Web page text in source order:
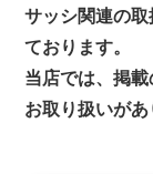
サッシ関連の
ております。
当店では、掲
お取り扱いがあ